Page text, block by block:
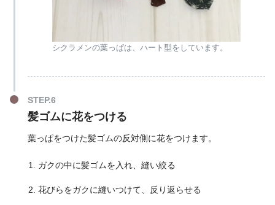
シクラメンの葉っぱは、ハート型をしています。
髪ゴムに花をつける
葉っぱをつけた髪ゴムの反対側に花をつけます。
ガクの中に髪ゴムを入れ、縫い絞る
花びらをガクに縫いつけて、反り返らせる